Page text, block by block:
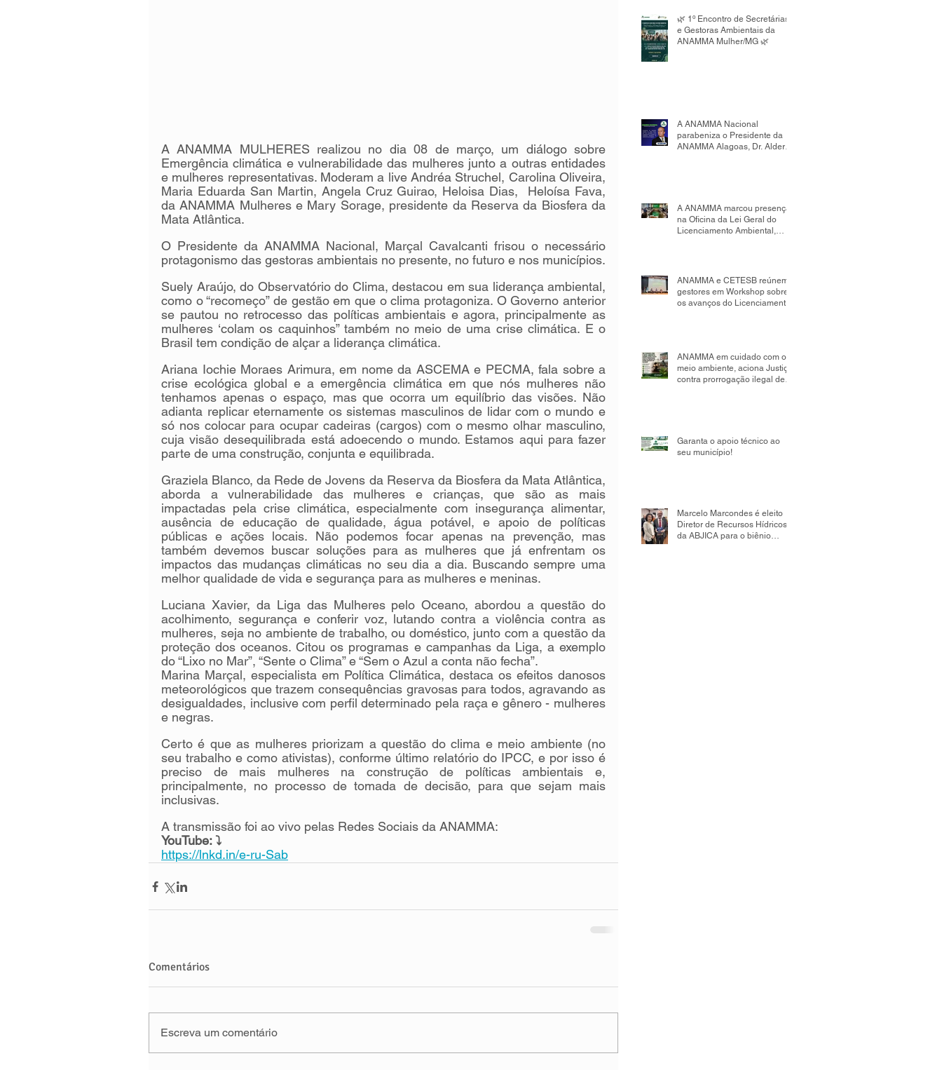
A ANAMMA MULHERES realizou no dia 08 de março, um diálogo sobre
Emergência climática e vulnerabilidade das mulheres junto a outras entidades
e mulheres representativas. Moderam a live Andréa Struchel, Carolina Oliveira,
Maria Eduarda San Martin, Angela Cruz Guirao, Heloisa Dias,  Heloísa Fava,
da ANAMMA Mulheres e Mary Sorage, presidente da Reserva da Biosfera da
Mata Atlântica.
O Presidente da ANAMMA Nacional, Marçal Cavalcanti frisou o necessário
protagonismo das gestoras ambientais no presente, no futuro e nos municípios.
Suely Araújo, do Observatório do Clima, destacou em sua liderança ambiental,
como o “recomeço” de gestão em que o clima protagoniza. O Governo anterior
se pautou no retrocesso das políticas ambientais e agora, principalmente as
mulheres ‘colam os caquinhos” também no meio de uma crise climática. E o
Brasil tem condição de alçar a liderança climática.
Ariana Iochie Moraes Arimura, em nome da ASCEMA e PECMA, fala sobre a
crise ecológica global e a emergência climática em que nós mulheres não
tenhamos apenas o espaço, mas que ocorra um equilíbrio das visões. Não
adianta replicar eternamente os sistemas masculinos de lidar com o mundo e
só nos colocar para ocupar cadeiras (cargos) com o mesmo olhar masculino,
cuja visão desequilibrada está adoecendo o mundo. Estamos aqui para fazer
parte de uma construção, conjunta e equilibrada.
Graziela Blanco, da Rede de Jovens da Reserva da Biosfera da Mata Atlântica,
aborda a vulnerabilidade das mulheres e crianças, que são as mais
impactadas pela crise climática, especialmente com insegurança alimentar,
ausência de educação de qualidade, água potável, e apoio de políticas
públicas e ações locais. Não podemos focar apenas na prevenção, mas
também devemos buscar soluções para as mulheres que já enfrentam os
impactos das mudanças climáticas no seu dia a dia. Buscando sempre uma
melhor qualidade de vida e segurança para as mulheres e meninas.
Luciana Xavier, da Liga das Mulheres pelo Oceano, abordou a questão do
acolhimento, segurança e conferir voz, lutando contra a violência contra as
mulheres, seja no ambiente de trabalho, ou doméstico, junto com a questão da
proteção dos oceanos. Citou os programas e campanhas da Liga, a exemplo
do “Lixo no Mar”, “Sente o Clima” e “Sem o Azul a conta não fecha”.
Marina Marçal, especialista em Política Climática, destaca os efeitos danosos
meteorológicos que trazem consequências gravosas para todos, agravando as
desigualdades, inclusive com perfil determinado pela raça e gênero - mulheres
e negras.
Certo é que as mulheres priorizam a questão do clima e meio ambiente (no
seu trabalho e como ativistas), conforme último relatório do IPCC, e por isso é
preciso de mais mulheres na construção de políticas ambientais e,
principalmente, no processo de tomada de decisão, para que sejam mais
inclusivas.
A transmissão foi ao vivo pelas Redes Sociais da ANAMMA:
YouTube: ⤵️
https://lnkd.in/e-ru-Sab
Comentários
Escreva um comentário
🌿 1º Encontro de Secretárias
e Gestoras Ambientais da
ANAMMA Mulher/MG 🌿
A ANAMMA Nacional
parabeniza o Presidente da
ANAMMA Alagoas, Dr. Alder
A ANAMMA marcou presença
na Oficina da Lei Geral do
Licenciamento Ambiental,
com o fortalecimento da
gestão ambiental
ANAMMA e CETESB reúnem
gestores em Workshop sobre
os avanços do Licenciamento
ANAMMA em cuidado com o
meio ambiente, aciona Justiça
contra prorrogação ilegal de
Garanta o apoio técnico ao
seu município!
Marcelo Marcondes é eleito
Diretor de Recursos Hídricos
da ABJICA para o biênio